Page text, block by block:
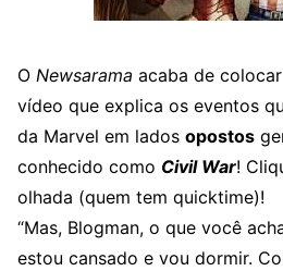
O Newsarama acaba de
vídeo que explica os eventos
da Marvel em lados opostos
conhecido como Civil War!
olhada (quem tem quicktime)!
“Mas, Blogman, o que você
estou cansado e vou dormir.